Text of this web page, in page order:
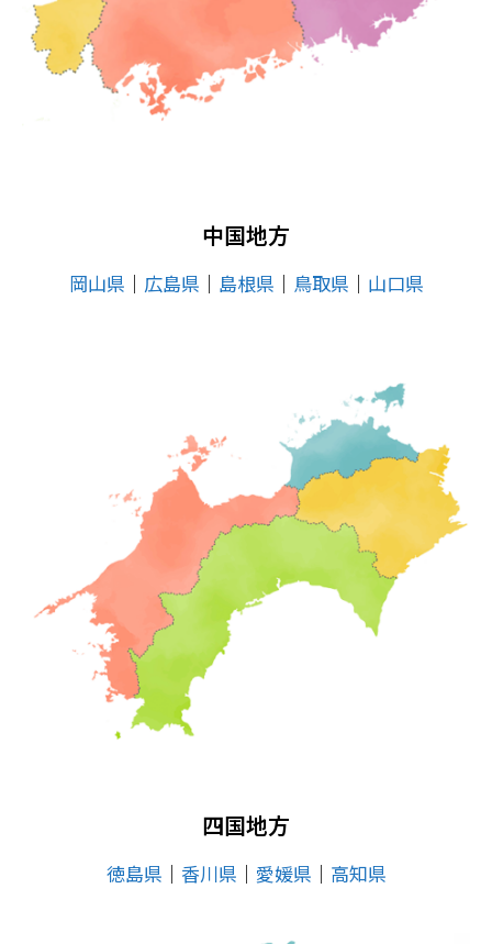
中国地方
岡山県 │ 広島県 │ 島根県 │ 鳥取県 │ 山口県
四国地方
徳島県 │ 香川県 │ 愛媛県 │ 高知県